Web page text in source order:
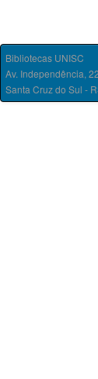
Bibliotecas UNISC
Av. Independência,
Santa Cruz do Sul -